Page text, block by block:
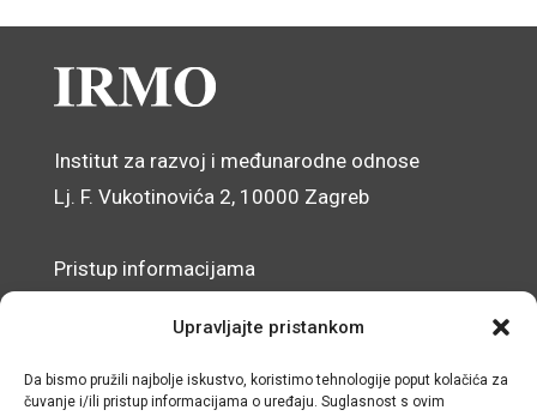
Upravljajte pristankom
Da bismo pružili najbolje iskustvo, koristimo tehnologije poput kolačića za
čuvanje i/ili pristup informacijama o uređaju. Suglasnost s ovim
Institut za razvoj i međunarodne odnose
Lj. F. Vukotinovića 2, 10000 Zagreb
Pristup informacijama
Izjava o pristupačnosti mrežnog sjedišta